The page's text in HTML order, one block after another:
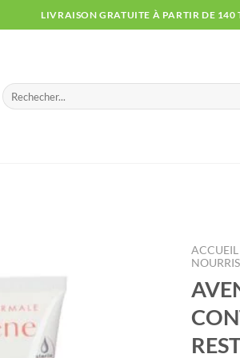
LIVRAISON GRATUITE À PARTIR DE 140
Recherche
pour :
ACCUEIL